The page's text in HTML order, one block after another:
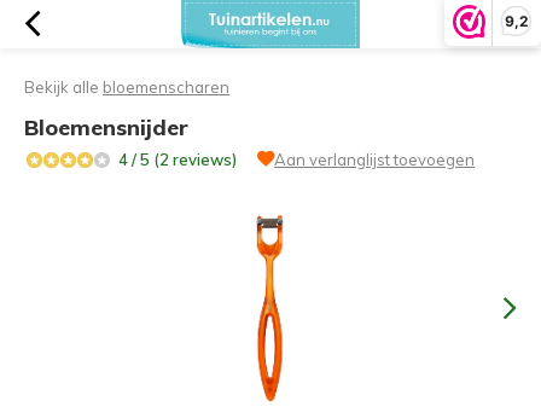
9,2
Bekijk alle bloemenscharen
Bloemensnijder
4 / 5 (2 reviews) Aan verlanglijst toevoegen